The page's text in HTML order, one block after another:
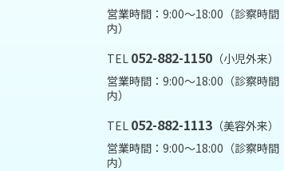
営業時間：9:00～18:00（診察時間
内）
TEL 052-882-1150 （小児外来）
営業時間：9:00～18:00（診察時間
内）
TEL 052-882-1113 （美容外来）
営業時間：9:00～18:00（診察時間
内）